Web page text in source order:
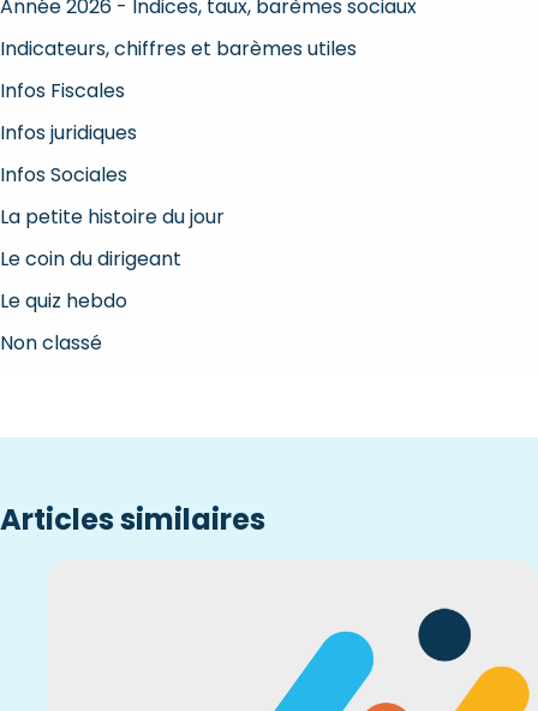
Année 2026 - Indices, taux, barèmes sociaux
Indicateurs, chiffres et barèmes utiles
Infos Fiscales
Infos juridiques
Infos Sociales
La petite histoire du jour
Le coin du dirigeant
Le quiz hebdo
Non classé
Articles similaires